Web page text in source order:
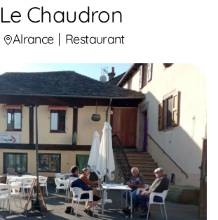
Le Chaudron
Alrance Restaurant